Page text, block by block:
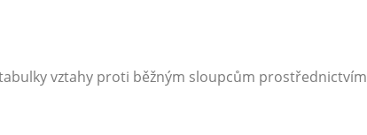
vztahy proti běžným sloupcům prostřednictvím